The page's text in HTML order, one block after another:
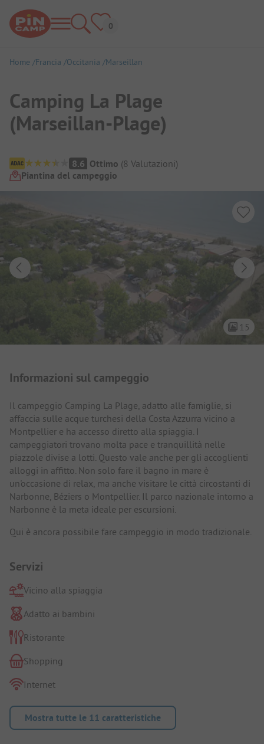
Home Francia Occitania Marseillan
Camping La Plage
(Marseillan-Plage)
Panoramica del campeggio
8.6 Ottimo (8 Valutazioni)
Piantina del campeggio
15
Informazioni sul campeggio
Il campeggio Camping La Plage, adatto alle famiglie, si
affaccia sulle acque turchesi della Costa Azzurra vicino a
Montpellier e ha accesso diretto alla spiaggia. I
campeggiatori trovano molta pace e tranquillità nelle
piazzole divise a lotti. Questo vale anche per gli accoglienti
alloggi in affitto. Non solo fare il bagno in mare è
un'occasione di relax, ma anche visitare le città circostanti di
Narbonne, Béziers o Montpellier. Il parco nazionale intorno a
Narbonne è la meta ideale per escursioni.
Qui è ancora possibile fare campeggio in modo tradizionale.
Servizi
Vicino alla spiaggia
Adatto ai bambini
Ristorante
Shopping
Internet
Mostra tutte le 11 caratteristiche